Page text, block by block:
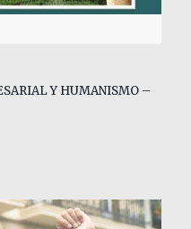
Y HUMANISMO –